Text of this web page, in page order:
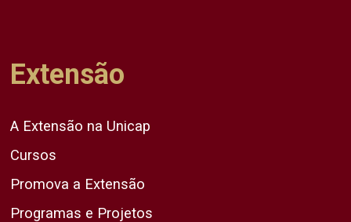
Extensão
A Extensão na Unicap
Cursos
Promova a Extensão
Programas e Projetos